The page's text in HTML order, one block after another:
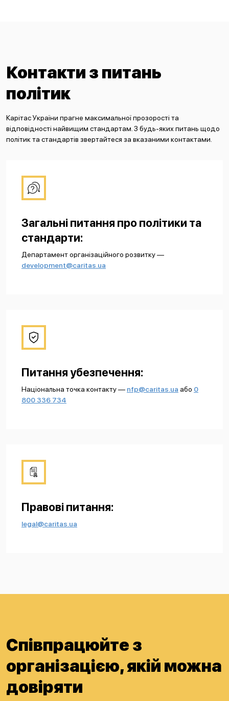
Контакти з питань
політик
Карітас України прагне максимальної прозорості та
відповідності найвищим стандартам. З будь-яких питань щодо
політик та стандартів звертайтеся за вказаними контактами.
Загальні питання про політики та
стандарти:
Департамент організаційного розвитку —
development@caritas.ua
Питання убезпечення:
Національна точка контакту — nfp@caritas.ua або 0
800 336 734
Правові питання:
legal@caritas.ua
Співпрацюйте з
організацією, якій можна
довіряти